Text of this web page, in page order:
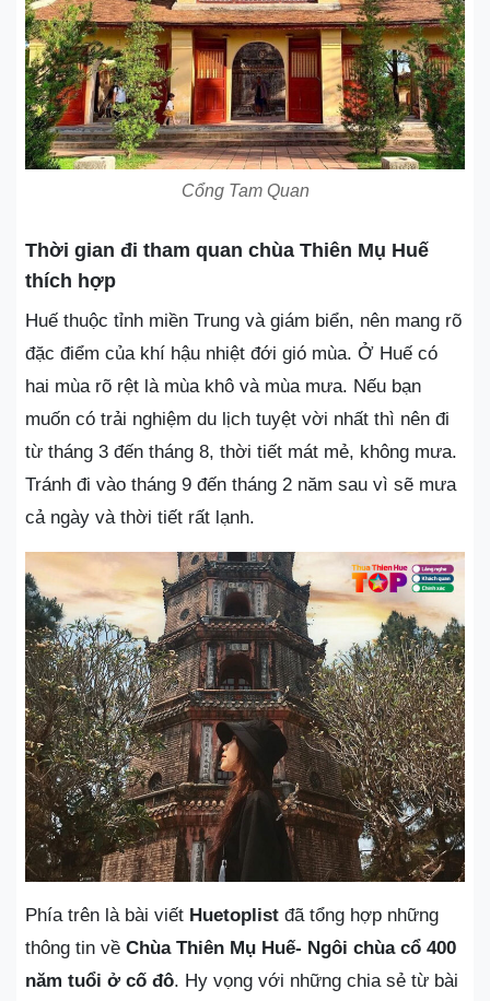
Cổng Tam Quan
Thời gian đi tham quan chùa Thiên Mụ Huế
thích hợp
Huế thuộc tỉnh miền Trung và giám biển, nên mang rõ
đặc điểm của khí hậu nhiệt đới gió mùa. Ở Huế có
hai mùa rõ rệt là mùa khô và mùa mưa. Nếu bạn
muốn có trải nghiệm du lịch tuyệt vời nhất thì nên đi
từ tháng 3 đến tháng 8, thời tiết mát mẻ, không mưa.
Tránh đi vào tháng 9 đến tháng 2 năm sau vì sẽ mưa
cả ngày và thời tiết rất lạnh.
Phía trên là bài viết Huetoplist đã tổng hợp những
thông tin về Chùa Thiên Mụ Huế- Ngôi chùa cổ 400
năm tuổi ở cố đô. Hy vọng với những chia sẻ từ bài